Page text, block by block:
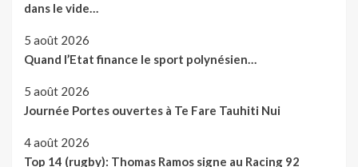
dans le vide…
5 août 2026
Quand l’Etat finance le sport polynésien…
5 août 2026
Journée Portes ouvertes à Te Fare Tauhiti Nui
4 août 2026
Top 14 (rugby): Thomas Ramos signe au Racing 92